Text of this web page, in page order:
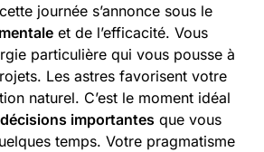
journée s’annonce sous le
et de l’efficacité. Vous
particulière qui vous pousse à
Les astres favorisent votre
naturel. C’est le moment idéal
décisions importantes que vous
temps. Votre pragmatisme